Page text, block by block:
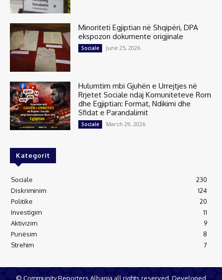
Minoriteti Egjiptian në Shqipëri, DPA
ekspozon dokumente origjinale
Sociale June 25, 2026
Hulumtim mbi Gjuhën e Urrejtjes në
Rrjetet Sociale ndaj Komuniteteve Rom
dhe Egjiptian: Format, Ndikimi dhe
Sfidat e Parandalimit
Sociale March 29, 2026
Kategorit
Sociale
230
Diskriminim
124
Politike
20
Investigim
11
Aktivizim
9
Punësim
8
Strehim
7
© Community Reporters Albania all rights reserved. Developed